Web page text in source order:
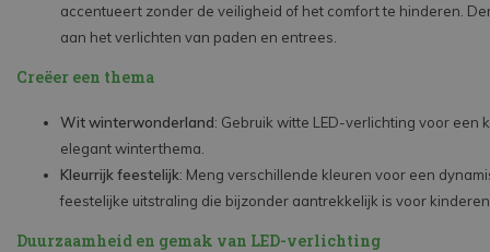
accentueert zonder de veiligheid of het comfort te hinderen.
aan het verlichten van paden en entrees.
Creëer een thema
Wit winterwonderland: Gebruik witte LED-verlichting voor een
elegant winterthema.
Kleurrijk feestelijk: Meng verschillende kleuren voor een
feestelijke uitstraling die bijzonder aantrekkelijk is voor
Duurzaamheid en gemak van LED-verlichting